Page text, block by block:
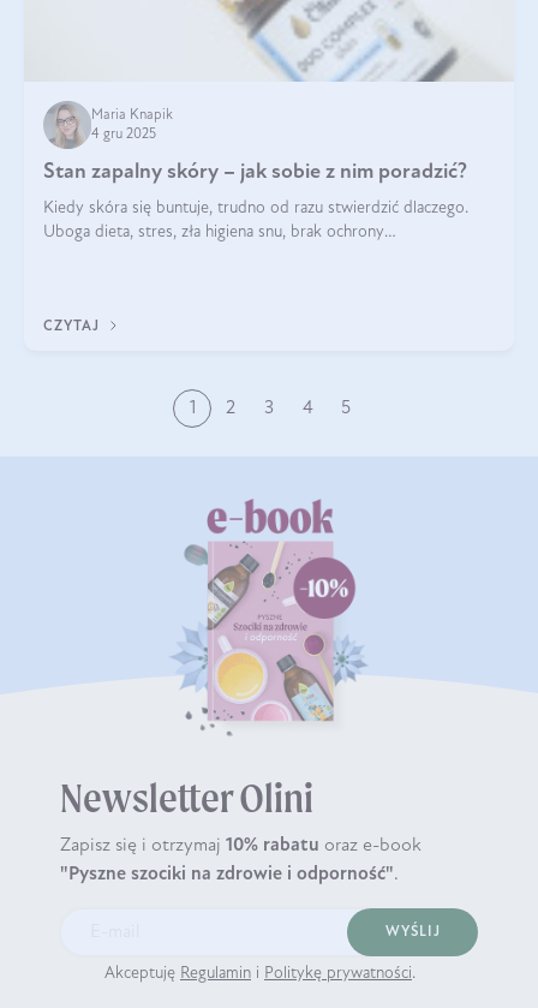
Maria Knapik
4 gru 2025
Stan zapalny skóry – jak sobie z nim poradzić?
Kiedy skóra się buntuje, trudno od razu stwierdzić dlaczego.
Uboga dieta, stres, zła higiena snu, brak ochrony
CZYTAJ
1 2 3 4 5
Newsletter Olini
Zapisz się i otrzymaj 10% rabatu oraz e-book
"Pyszne szociki na zdrowie i odporność".
WYŚLIJ
Akceptuję Regulamin i Politykę prywatności.